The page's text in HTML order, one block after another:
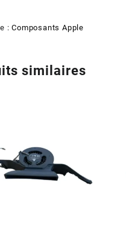
:Composants Apple
similaires